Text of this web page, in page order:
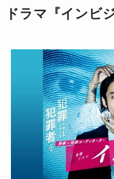
ドラマ『インビ